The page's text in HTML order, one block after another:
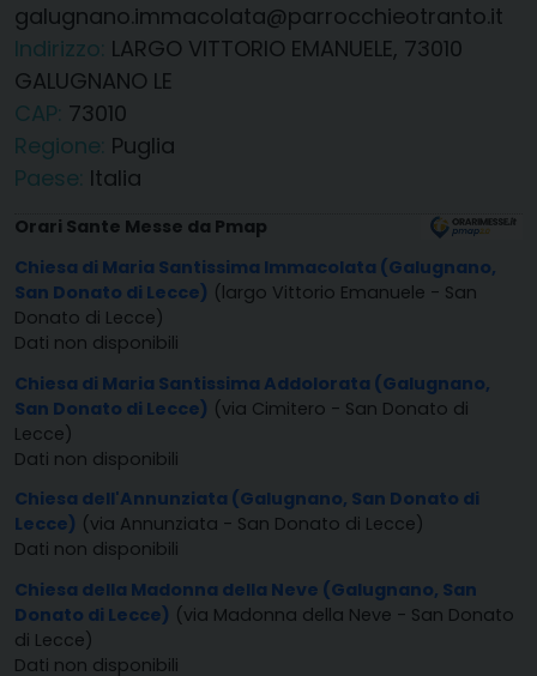
galugnano.immacolata@parrocchieotranto.it
Indirizzo: LARGO VITTORIO EMANUELE, 73010
GALUGNANO LE
CAP: 73010
Regione: Puglia
Paese: Italia
Orari Sante Messe da Pmap
Chiesa di Maria Santissima Immacolata (Galugnano,
San Donato di Lecce) (largo Vittorio Emanuele - San
Donato di Lecce)
Dati non disponibili
Chiesa di Maria Santissima Addolorata (Galugnano,
San Donato di Lecce) (via Cimitero - San Donato di
Lecce)
Dati non disponibili
Chiesa dell'Annunziata (Galugnano, San Donato di
Lecce) (via Annunziata - San Donato di Lecce)
Dati non disponibili
Chiesa della Madonna della Neve (Galugnano, San
Donato di Lecce) (via Madonna della Neve - San Donato
di Lecce)
Dati non disponibili